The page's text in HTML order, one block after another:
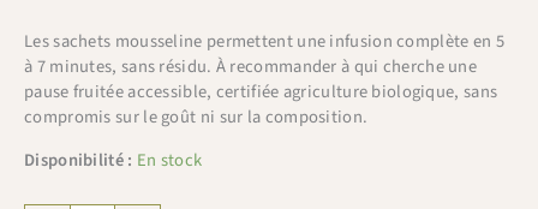
Les sachets mousseline permettent une infusion complète en 5
à 7 minutes, sans résidu. À recommander à qui cherche une
pause fruitée accessible, certifiée agriculture biologique, sans
compromis sur le goût ni sur la composition.
Disponibilité : En stock